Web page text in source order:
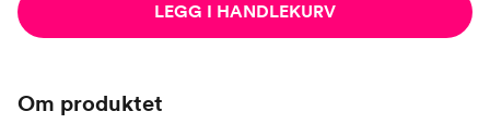
LEGG I HANDLEKURV
Om produktet